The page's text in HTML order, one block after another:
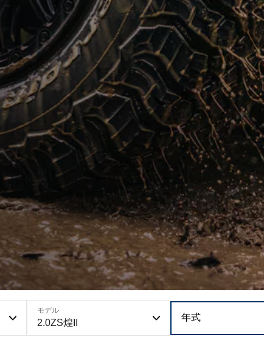
モデル
2.0ZS煌II
年式